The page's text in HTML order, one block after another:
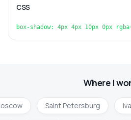
CSS
box-shadow: 4px 4px 10px 0px
Where I
Saint Petersburg